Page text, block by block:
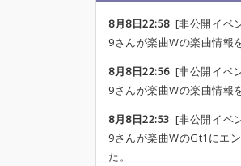
8月8日22:58[非公開イベ
9さんが楽曲Wの楽曲情報
8月8日22:56[非公開イベ
9さんが楽曲Wの楽曲情報
8月8日22:53 [非公開イベ
9さんが楽曲WのGt1にエ
た。